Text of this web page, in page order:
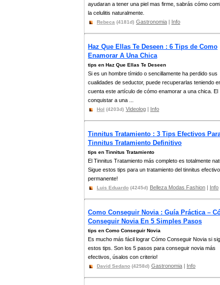
ayudaran a tener una piel mas firme, sabrás cómo
la celulitis naturalmente.
Rebeca (4181d) Gastronomia | Info
Haz Que Ellas Te Deseen : 6 Tips de Como
Enamorar A Una Chica
tips en Haz Que Ellas Te Deseen
Si es un hombre tímido o sencillamente ha perdido sus
cualidades de seductor, puede recuperarlas teniendo
cuenta este artículo de cómo enamorar a una chica. El
conquistar a una ...
Hol (4203d) Videolog | Info
Tinnitus Tratamiento : 3 Tips Efectivos
Tinnitus Tratamiento Definitivo
tips en Tinnitus Tratamiento
El Tinnitus Tratamiento más completo es totalmente
Sigue estos tips para un tratamiento del tinnitus
permanente!
Luis Eduardo (4245d) Belleza Modas Fashion | Info
Como Conseguir Novia : Guía Práctica –
Conseguir Novia En 5 Simples Pasos
tips en Como Conseguir Novia
Es mucho más fácil lograr Cómo Conseguir Novia si
estos tips. Son los 5 pasos para conseguir novia más
efectivos, úsalos con criterio!
David Sedano (4258d) Gastronomia | Info